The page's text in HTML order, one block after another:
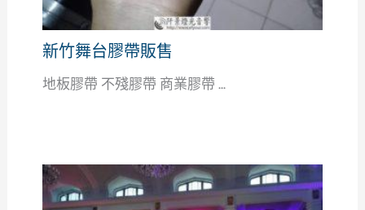
新竹舞台膠帶販售
地板膠帶 不殘膠帶 商業膠帶 ...